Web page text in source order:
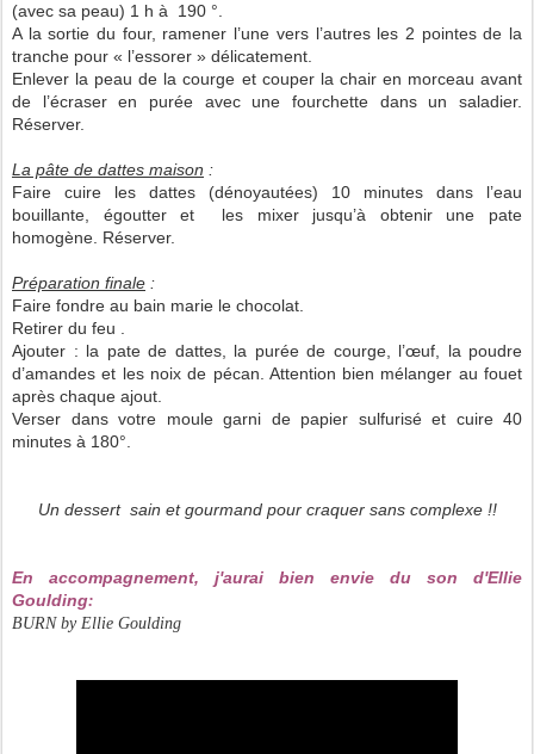
(avec sa peau) 1 h à 190 °.
A la sortie du four, ramener l’une vers l’autres les 2 pointes de la
tranche pour « l’essorer » délicatement.
Enlever la peau de la courge et couper la chair en morceau avant
de l’écraser en purée avec une fourchette dans un saladier.
Réserver.
La pâte de dattes maison :
Faire cuire les dattes (dénoyautées) 10 minutes dans l’eau
bouillante, égoutter et les mixer jusqu’à obtenir une pate
homogène. Réserver.
Préparation finale :
Faire fondre au bain marie le chocolat.
Retirer du feu .
Ajouter : la pate de dattes, la purée de courge, l’œuf, la poudre
d’amandes et les noix de pécan. Attention bien mélanger au fouet
après chaque ajout.
Verser dans votre moule garni de papier sulfurisé et cuire 40
minutes à 180°.
Un dessert sain et gourmand pour craquer sans complexe !!
En accompagnement, j'aurai bien envie du son d'Ellie
Goulding:
BURN by Ellie Goulding